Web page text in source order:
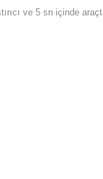
ve 5 sn içinde